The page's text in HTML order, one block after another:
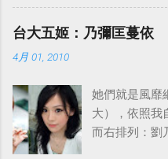
台大五姬：乃彌匡蔓依
4月 01, 2010
她們就是風靡
大），依照我
而右排列：劉